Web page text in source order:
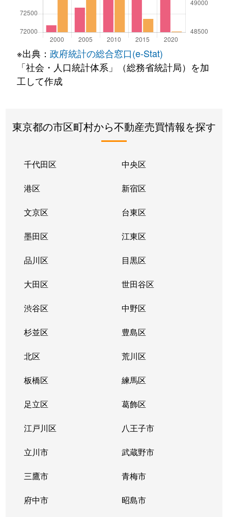
※出典： 政府統計の総合窓口(e-Stat)
「社会・人口統計体系」（総務省統計局）を加
工して作成
東京都の市区町村から不動産売買情報を探す
千代田区 中央区
港区 新宿区
文京区 台東区
墨田区 江東区
品川区 目黒区
大田区 世田谷区
渋谷区 中野区
杉並区 豊島区
北区 荒川区
板橋区 練馬区
足立区 葛飾区
江戸川区 八王子市
立川市 武蔵野市
三鷹市 青梅市
府中市 昭島市